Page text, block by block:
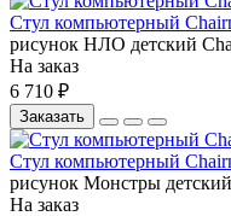
Стул компьютерный
рисунок НЛО детский
На заказ
6 710 ₽
Заказать
Стул компьютерный
рисунок Монстры детский
На заказ